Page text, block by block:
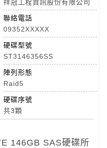
祥冠工程資訊股份有限公司
聯絡電話
09352XXXXX
硬碟型號
ST3146356SS
陣列形態
Raid5
硬碟序號
共3顆
146GB SAS硬碟所